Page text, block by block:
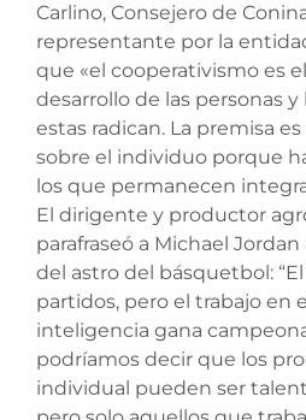
Carlino, Consejero de
representante por la
que «el cooperativismo es
desarrollo de las personas
estas radican. La premisa
sobre el individuo porque
los que permanecen
El dirigente y productor
parafraseó a Michael
del astro del básquetbol:
partidos, pero el trabajo en
inteligencia gana
podríamos decir que los
individual pueden ser